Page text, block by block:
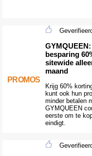
PROMOS
besparing
sitewide
maand
Krijg 60%
kunt ook hun
minder betalen
GYMQUEEN
eerste om te
eindigt.